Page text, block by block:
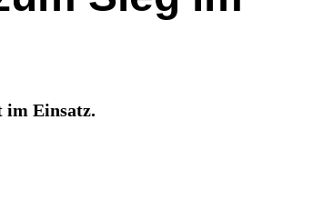
im Einsatz.